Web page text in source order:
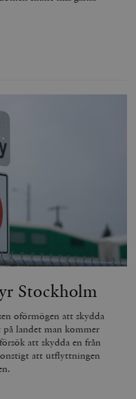
Stockholm
oförmögen att skydda
landet man kommer
att skydda en från
att utflyttningen